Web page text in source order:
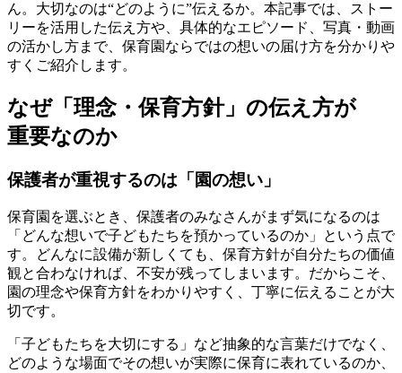
ん。大切なのは“どのように”伝えるか。本記事では、ストー
リーを活用した伝え方や、具体的なエピソード、写真・動画
の活かし方まで、保育園ならではの想いの届け方を分かりや
すくご紹介します。
なぜ「理念・保育方針」の伝え方が
重要なのか
保護者が重視するのは「園の想い」
保育園を選ぶとき、保護者のみなさんがまず気になるのは
「どんな想いで子どもたちを預かっているのか」という点で
す。どんなに設備が新しくても、保育方針が自分たちの価値
観と合わなければ、不安が残ってしまいます。だからこそ、
園の理念や保育方針をわかりやすく、丁寧に伝えることが大
切です。
「子どもたちを大切にする」など抽象的な言葉だけでなく、
どのような場面でその想いが実際に保育に表れているのか、